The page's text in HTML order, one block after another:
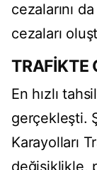
cezalarını
cezaları
TRAFİKTE
En hızlı
gerçekleşti.
Karayolları